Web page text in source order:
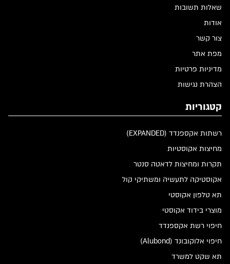
שאלות תשובות
אודות
צור קשר
מפת אתר
מדיניות פרטיות
הצהרת נגישות
קטגוריות
רשתות אקספנדד (EXPANDED)
מחיצות אקוסטיות
תקרות ומחיצות לדאטה סנטר
אקוסטיקה לתעשיה ומשתיקי קול
תא טלפון אקוסטי
מוצרי בידוד אקוסטי
חיפוי רשת אקספנדד
חיפוי אלוקובונד (Alubond)
תא שקט למשרד